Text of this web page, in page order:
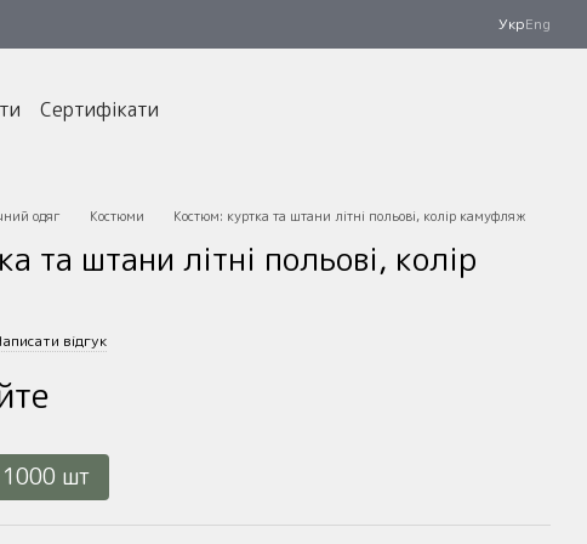
УкрEng
Сертифікати
одяг Костюми Костюм: куртка та штани літні польові, колір камуфляж
та штани літні польові, колір
відгук
1000 шт